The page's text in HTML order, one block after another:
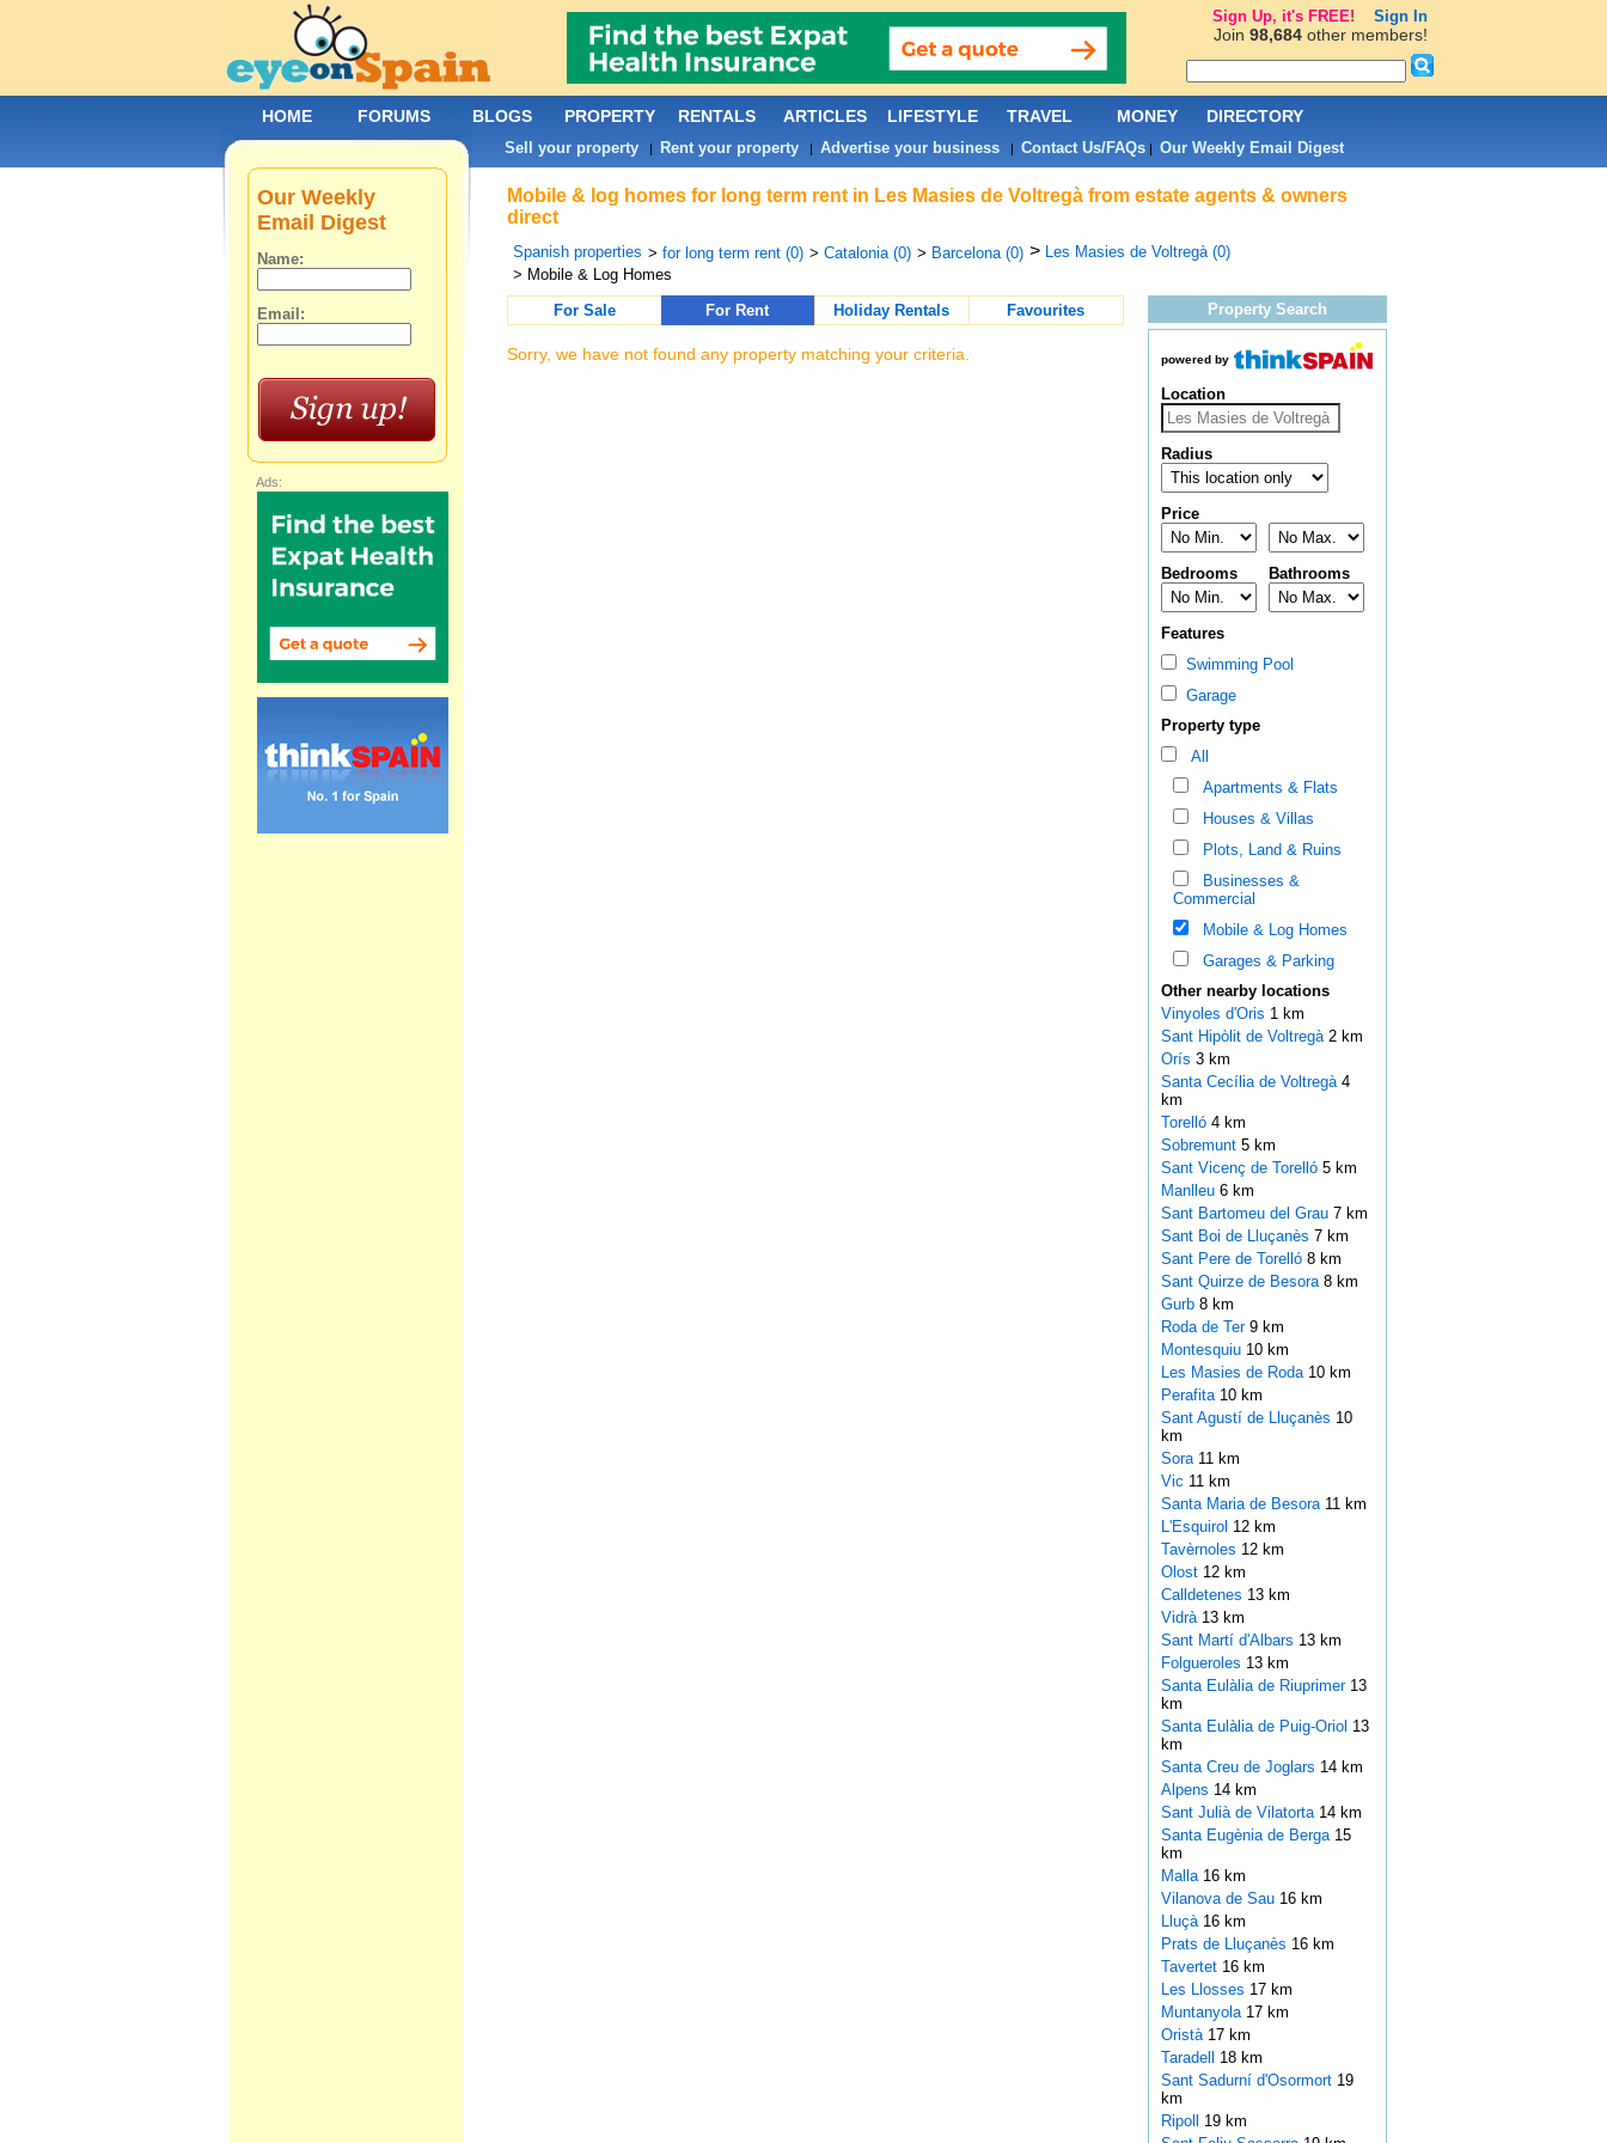
Mobile & log homes for long term rent in Les Masies de Voltregà from estate agents & owners
direct
Spanish properties > for long term rent (0) > Catalonia (0) > Barcelona (0) > Les Masies de Voltregà (0)
> Mobile & Log Homes
For Sale
For Rent Holiday Rentals Favourites
Sorry, we have not found any property matching your criteria.
Property Search
powered by
Location
Radius
Price
Bedrooms Bathrooms
Features
Swimming Pool
Garage
Property type
All
Apartments & Flats
Houses & Villas
Plots, Land & Ruins
Businesses &
Commercial
Mobile & Log Homes
Garages & Parking
Other nearby locations
Vinyoles d'Oris 1 km
Sant Hipòlit de Voltregà 2 km
Orís 3 km
Santa Cecília de Voltregà 4
km
Torelló 4 km
Sobremunt 5 km
Sant Vicenç de Torelló 5 km
Manlleu 6 km
Sant Bartomeu del Grau 7 km
Sant Boi de Lluçanès 7 km
Sant Pere de Torelló 8 km
Sant Quirze de Besora 8 km
Gurb 8 km
Roda de Ter 9 km
Montesquiu 10 km
Les Masies de Roda 10 km
Perafita 10 km
Sant Agustí de Lluçanès 10
km
Sora 11 km
Vic 11 km
Santa Maria de Besora 11 km
L'Esquirol 12 km
Tavèrnoles 12 km
Olost 12 km
Calldetenes 13 km
Vidrà 13 km
Sant Martí d'Albars 13 km
Folgueroles 13 km
Santa Eulàlia de Riuprimer 13
km
Santa Eulàlia de Puig-Oriol 13
km
Santa Creu de Joglars 14 km
Alpens 14 km
Sant Julià de Vilatorta 14 km
Santa Eugènia de Berga 15
km
Malla 16 km
Vilanova de Sau 16 km
Lluçà 16 km
Prats de Lluçanès 16 km
Tavertet 16 km
Les Llosses 17 km
Muntanyola 17 km
Oristà 17 km
Taradell 18 km
Sant Sadurní d'Osormort 19
km
Ripoll 19 km
Our Weekly
Email Digest
Name:
Email:
Ads:
HOME FORUMS BLOGS PROPERTY RENTALS ARTICLES LIFESTYLE TRAVEL MONEY DIRECTORY
Sell your property| Rent your property| Advertise your business| Contact Us/FAQs| Our Weekly Email Digest
Sign Up, it's FREE! Sign In
Join 98,684other members!